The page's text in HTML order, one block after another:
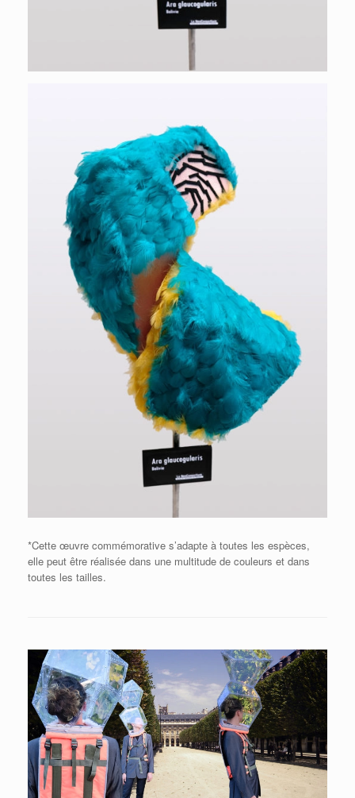
*Cette œuvre commémorative s’adapte à toutes les espèces,
elle peut être réalisée dans une multitude de couleurs et dans
toutes les tailles.